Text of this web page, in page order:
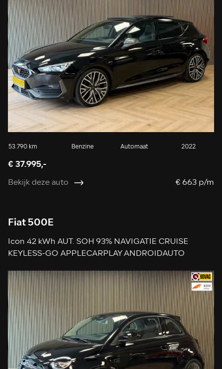
53.790 km Benzine Automaat 2022
€ 37.995,-
Bekijk deze auto € 663 p/m
Fiat 500E
Icon 42 kWh AUT. SOH 93% NAVIGATIE CRUISE
KEYLESS-GO APPLECARPLAY ANDROIDAUTO